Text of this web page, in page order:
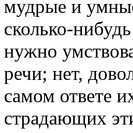
мудрые и
сколько-
нужно
речи; нет,
самом ответе
страдающих